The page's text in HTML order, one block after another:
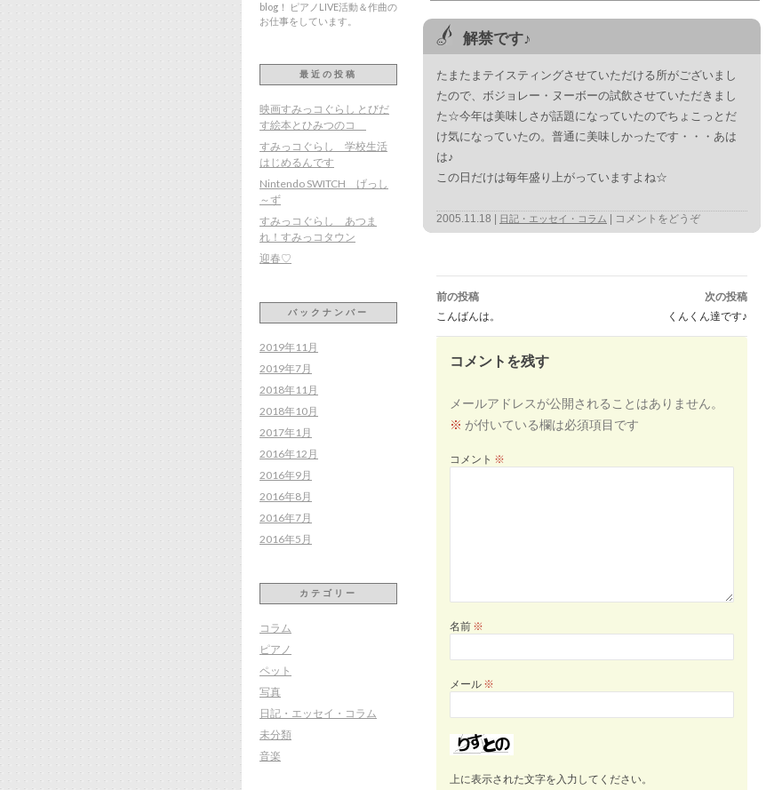
解禁です♪
たまたまテイスティングさせていただける所がございまし
たので、ボジョレー・ヌーボーの試飲させていただきまし
た☆今年は美味しさが話題になっていたのでちょこっとだ
け気になっていたの。普通に美味しかったです・・・あは
は♪
この日だけは毎年盛り上がっていますよね☆
2005.11.18 日記・エッセイ・コラム コメントをどうぞ
投
稿
ナ
ゲ
シ
前の投稿
こんばんは。
次の投稿
くんくん達です♪
コメントを残す
メールアドレスが公開されることはありません。
※ が付いている欄は必須項目です
コメント ※
名前 ※
メール ※
上に表示された文字を入力してください。
blog！ ピアノLIVE活動＆作曲の
お仕事をしています。
最近の投稿
映画すみっコぐらし とびだ
す絵本とひみつのコ
すみっコぐらし 学校生活
はじめるんです
Nintendo SWITCH げっし
～ず
すみっコぐらし あつま
れ！すみっコタウン
迎春♡
バックナンバー
2019年11月
2019年7月
2018年11月
2018年10月
2017年1月
2016年12月
2016年9月
2016年8月
2016年7月
2016年5月
カテゴリー
コラム
ピアノ
ペット
写真
日記・エッセイ・コラム
未分類
音楽